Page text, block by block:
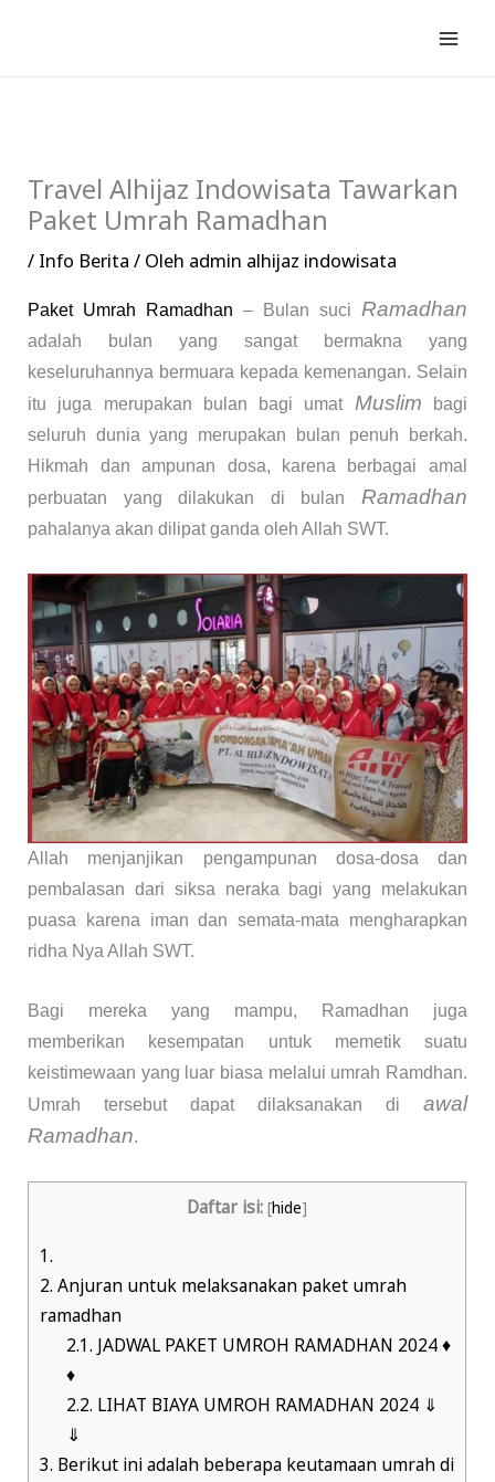
konten
Travel Alhijaz Indowisata Tawarkan
Paket Umrah Ramadhan
/ Info Berita / Oleh admin alhijaz indowisata
Paket Umrah Ramadhan – Bulan suci Ramadhan
adalah bulan yang sangat bermakna yang
keseluruhannya bermuara kepada kemenangan. Selain
itu juga merupakan bulan bagi umat Muslim bagi
seluruh dunia yang merupakan bulan penuh berkah.
Hikmah dan ampunan dosa, karena berbagai amal
perbuatan yang dilakukan di bulan Ramadhan
pahalanya akan dilipat ganda oleh Allah SWT.
Allah menjanjikan pengampunan dosa-dosa dan
pembalasan dari siksa neraka bagi yang melakukan
puasa karena iman dan semata-mata mengharapkan
ridha Nya Allah SWT.
Bagi mereka yang mampu, Ramadhan juga
memberikan kesempatan untuk memetik suatu
keistimewaan yang luar biasa melalui umrah Ramdhan.
Umrah tersebut dapat dilaksanakan di awal
Ramadhan.
Daftar isi: [hide]
1.
2. Anjuran untuk melaksanakan paket umrah
ramadhan
2.1. JADWAL PAKET UMROH RAMADHAN 2024 ♦
♦
2.2. LIHAT BIAYA UMROH RAMADHAN 2024 ⇓
⇓
3. Berikut ini adalah beberapa keutamaan umrah di